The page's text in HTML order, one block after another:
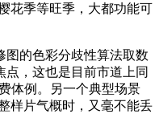
花季等旺季，大都功能可
的色彩分歧性算法取数
点，这也是目前市道上同
体例。另一个典型场景
样片气概时，又毫不能丢